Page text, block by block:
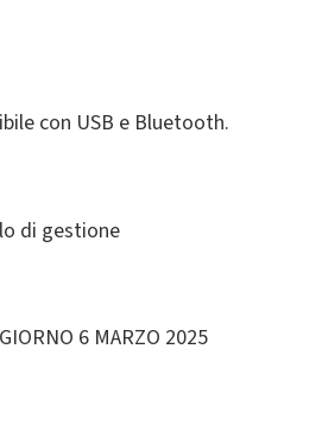
con USB e Bluetooth.
di gestione
6 MARZO 2025